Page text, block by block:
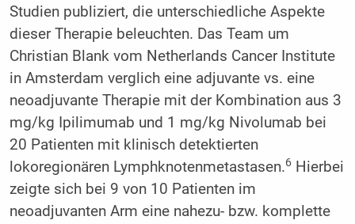
Studien publiziert, die unterschiedliche Aspekte
dieser Therapie beleuchten. Das Team um
Christian Blank vom Netherlands Cancer Institute
in Amsterdam verglich eine adjuvante vs. eine
neoadjuvante Therapie mit der Kombination aus 3
mg/kg Ipilimumab und 1 mg/kg Nivolumab bei
20 Patienten mit klinisch detektierten
lokoregionären Lymphknotenmetastasen.6Hierbei
zeigte sich bei 9 von 10 Patienten im
neoadjuvanten Arm eine nahezu- bzw. komplette